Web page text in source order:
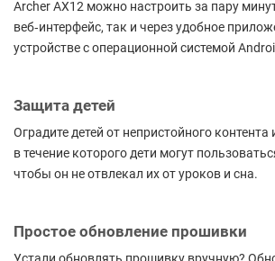
Archer AX12 можно настроить за пару
веб‑интерфейс, так и через удобное
устройстве с операционной системой
Защита детей
Оградите детей от непристойного контента
в течение которого дети могут
чтобы он не отвлекал их от уроков и сна.
Простое обновление прошивки
Устали обновлять прошивку вручную?